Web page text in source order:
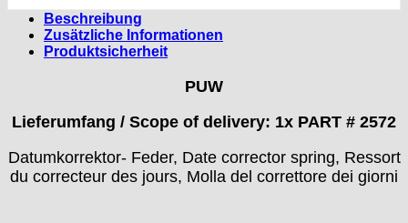
Casio
Cattin
Cupillard
EB "Ebauches Bettlach"
Ebosa
› 150 90
› 100/50
› 100/55
› 120/60
SEKUNDENZEIGER
› Ø 19
› Ø 20
› ETA 6498 ZB
› ETA 7750 ZB
› ETA 902.005 ZB
› Miyota 6L85
› Miyota 6M85 & 6M95
› Miyota OS 10
› Miyota OS 20 & OS25
Seiko
› Seiko VD53B & VD53C
› Seiko VD54C
Weitere ZB
› ETA 6497 ZB+Z
› ETA 6498 ZB+Z
› ETA 7750 ZB+Z
Beschreibung
Zusätzliche Informationen
Produktsicherheit
PUW
Lieferumfang / Scope of delivery: 1x PART # 2572
Datumkorrektor- Feder, Date corrector spring, Ressort
du correcteur des jours, Molla del correttore dei giorni